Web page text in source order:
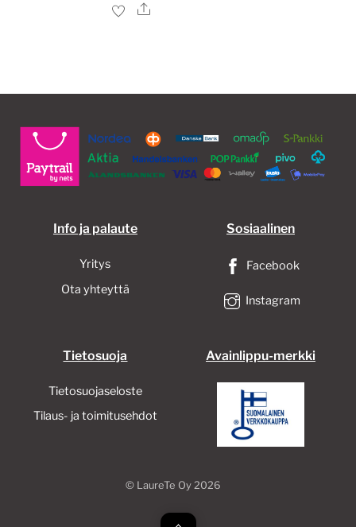
Ale
Info ja palaute
Yritys
Ota yhteyttä
Sosiaalinen
Facebook
Instagram
Tietosuoja
Tietosuojaseloste
Tilaus- ja toimitusehdot
Avainlippu-merkki
© LaureTe Oy2026